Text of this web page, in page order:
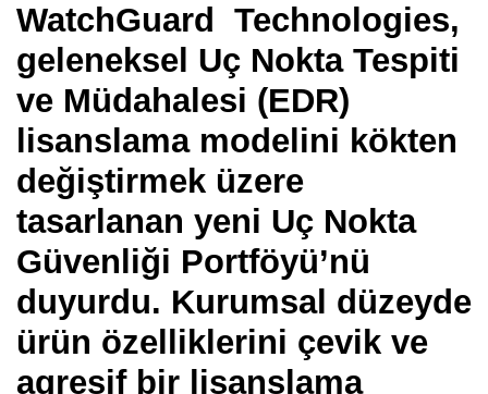
WatchGuard Technologies,
geleneksel Uç Nokta Tespiti
ve Müdahalesi (EDR)
lisanslama modelini kökten
değiştirmek üzere
tasarlanan yeni Uç Nokta
Güvenliği Portföyü’nü
duyurdu. Kurumsal düzeyde
ürün özelliklerini çevik ve
agresif bir lisanslama